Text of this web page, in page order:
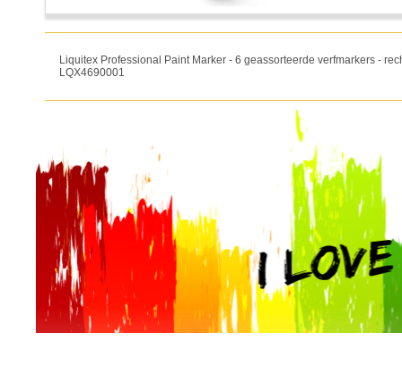
Liquitex Professional Paint Marker - 6 geassorteerde verfmarkers -
LQX4690001